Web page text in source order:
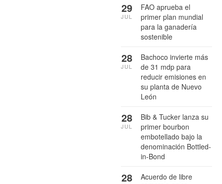
FAO aprueba el
primer plan mundial
para la ganadería
sostenible
29
JUL
Bachoco invierte más
de 31 mdp para
reducir emisiones en
su planta de Nuevo
León
28
JUL
Bib & Tucker lanza su
primer bourbon
embotellado bajo la
denominación Bottled-
in-Bond
28
JUL
Acuerdo de libre
28